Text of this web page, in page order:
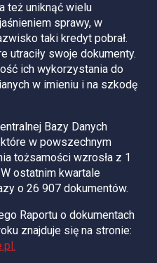
też uniknąć wielu
sprawy, w
taki kredyt pobrał.
utraciły swoje dokumenty.
ich wykorzystania do
w imieniu i na szkodę
Bazy Danych
w powszechnym
tożsamości wzrosła z 1
ostatnim kwartale
o 26 907 dokumentów.
Raportu o dokumentach
znajduje się na stronie: